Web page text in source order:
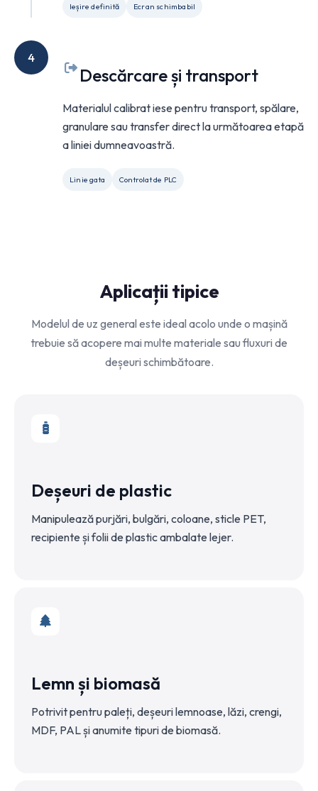
Ieșire definită Ecran schimbabil
4
Descărcare și transport
Materialul calibrat iese pentru transport, spălare,
granulare sau transfer direct la următoarea etapă
a liniei dumneavoastră.
Linie gata Controlat de PLC
Aplicații tipice
Modelul de uz general este ideal acolo unde o mașină
trebuie să acopere mai multe materiale sau fluxuri de
deșeuri schimbătoare.
Deșeuri de plastic
Manipulează purjări, bulgări, coloane, sticle PET,
recipiente și folii de plastic ambalate lejer.
Lemn și biomasă
Potrivit pentru paleți, deșeuri lemnoase, lăzi, crengi,
MDF, PAL și anumite tipuri de biomasă.